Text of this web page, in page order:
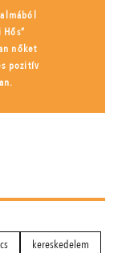
nőket
pozitív
kereskedelem